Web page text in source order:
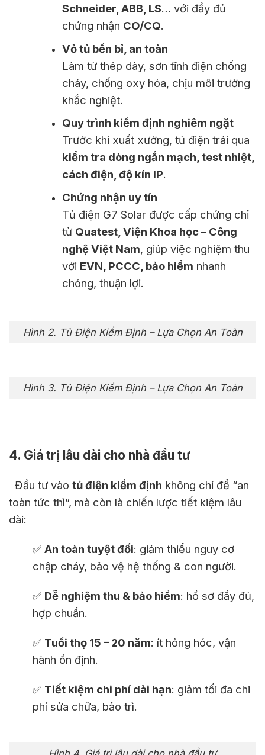
Schneider, ABB, LS… với đầy đủ
chứng nhận CO/CQ.
Vỏ tủ bền bỉ, an toàn
Làm từ thép dày, sơn tĩnh điện chống
cháy, chống oxy hóa, chịu môi trường
khắc nghiệt.
Quy trình kiểm định nghiêm ngặt
Trước khi xuất xưởng, tủ điện trải qua
kiểm tra dòng ngắn mạch, test nhiệt,
cách điện, độ kín IP.
Chứng nhận uy tín
Tủ điện G7 Solar được cấp chứng chỉ
từ Quatest, Viện Khoa học – Công
nghệ Việt Nam, giúp việc nghiệm thu
với EVN, PCCC, bảo hiểm nhanh
chóng, thuận lợi.
Hình 2. Tủ Điện Kiểm Định – Lựa Chọn An Toàn
Hình 3. Tủ Điện Kiểm Định – Lựa Chọn An Toàn
4. Giá trị lâu dài cho nhà đầu tư
Đầu tư vào tủ điện kiểm định không chỉ để “an
toàn tức thì”, mà còn là chiến lược tiết kiệm lâu
dài:
✅ An toàn tuyệt đối: giảm thiểu nguy cơ
chập cháy, bảo vệ hệ thống & con người.
✅ Dễ nghiệm thu & bảo hiểm: hồ sơ đầy đủ,
hợp chuẩn.
✅ Tuổi thọ 15 – 20 năm: ít hỏng hóc, vận
hành ổn định.
✅ Tiết kiệm chi phí dài hạn: giảm tối đa chi
phí sửa chữa, bảo trì.